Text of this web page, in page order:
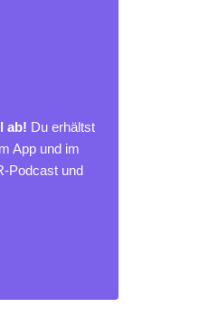
ab! Du erhältst
App und im
Podcast und